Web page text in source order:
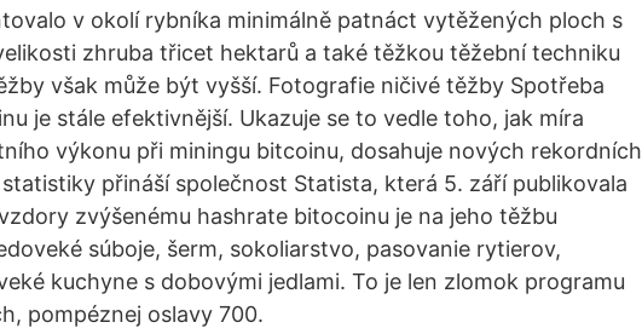
v okolí rybníka minimálně patnáct vytěžených ploch s
zhruba třicet hektarů a také těžkou těžební techniku
však může být vyšší. Fotografie ničivé těžby Spotřeba
je stále efektivnější. Ukazuje se to vedle toho, jak míra
výkonu při miningu bitcoinu, dosahuje nových rekordních
přináší společnost Statista, která 5. září publikovala
zvýšenému hashrate bitocoinu je na jeho těžbu
súboje, šerm, sokoliarstvo, pasovanie rytierov,
kuchyne s dobovými jedlami. To je len zlomok programu
pompéznej oslavy 700.